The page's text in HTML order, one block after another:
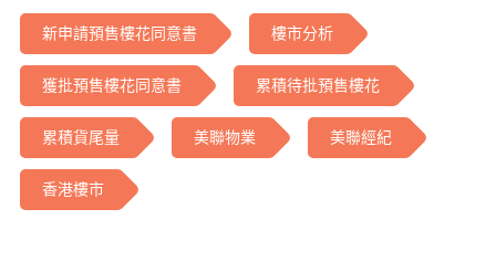
新申請預售樓花同意書 樓市分析
獲批預售樓花同意書 累積待批預售樓花
累積貨尾量 美聯物業 美聯經紀
香港樓市